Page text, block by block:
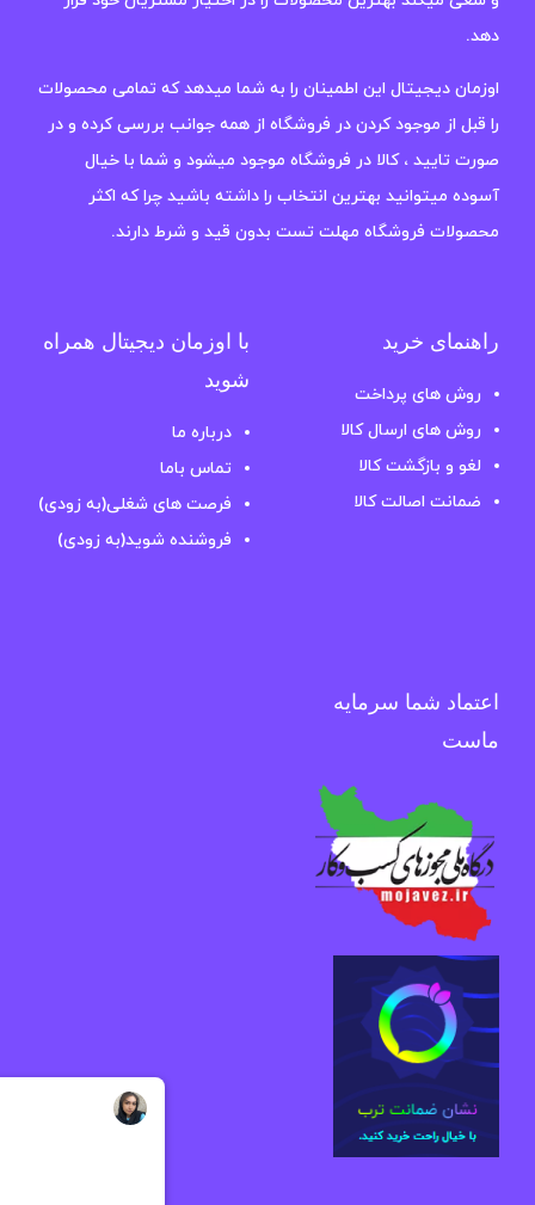
دهد.
اوزمان دیجیتال این اطمینان را به شما میدهد که تمامی محصولات
را قبل از موجود کردن در فروشگاه از همه جوانب بررسی کرده و در
صورت تایید ، کالا در فروشگاه موجود میشود و شما با خیال
آسوده میتوانید بهترین انتخاب را داشته باشید چرا که اکثر
محصولات فروشگاه مهلت تست بدون قید و شرط دارند.
راهنمای خرید
روش های پرداخت
روش های ارسال کالا
لغو و بازگشت کالا
ضمانت اصالت کالا
با اوزمان دیجیتال همراه
شوید
درباره ما
تماس باما
فرصت های شغلی(به زودی)
فروشنده شوید(به زودی)
اعتماد شما سرمایه
ماست